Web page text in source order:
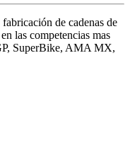
de cadenas de
las competencias mas
SuperBike, AMA MX,